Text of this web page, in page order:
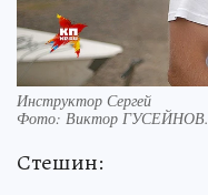
Инструктор Сергей
Фото: Виктор ГУСЕЙНОВ.
Стешин: